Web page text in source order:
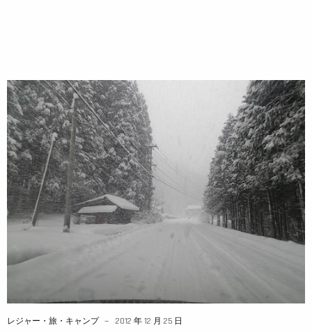
レジャー・旅・キャンプ 2012 年 12 月 25 日